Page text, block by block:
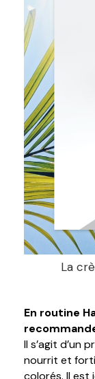
La
En routine
Il s’agit d’un
nourrit et